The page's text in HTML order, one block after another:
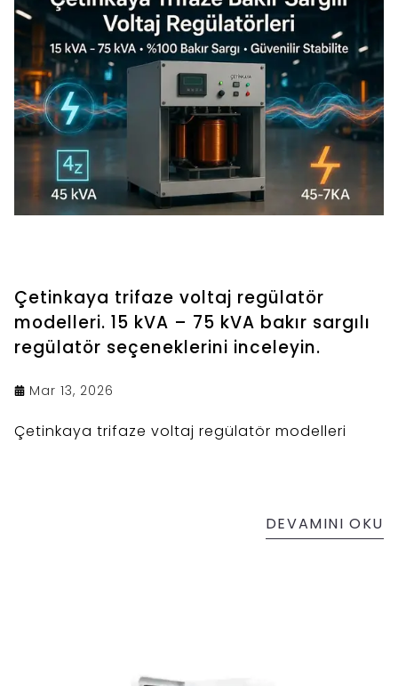
Çetinkaya trifaze voltaj regülatör
modelleri. 15 kVA – 75 kVA bakır sargılı
regülatör seçeneklerini inceleyin.
Mar 13, 2026
Çetinkaya trifaze voltaj regülatör modelleri
DEVAMINI OKU